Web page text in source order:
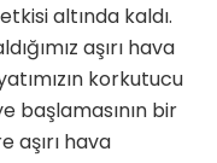
altında kaldı.
aşırı hava
korkutucu
başlamasının bir
aşırı hava